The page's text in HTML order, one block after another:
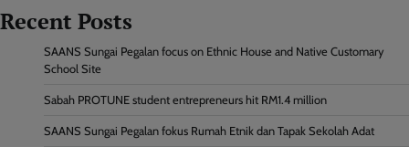
Recent Posts
SAANS Sungai Pegalan focus on Ethnic House and Native Customary
School Site
Sabah PROTUNE student entrepreneurs hit RM1.4 million
SAANS Sungai Pegalan fokus Rumah Etnik dan Tapak Sekolah Adat